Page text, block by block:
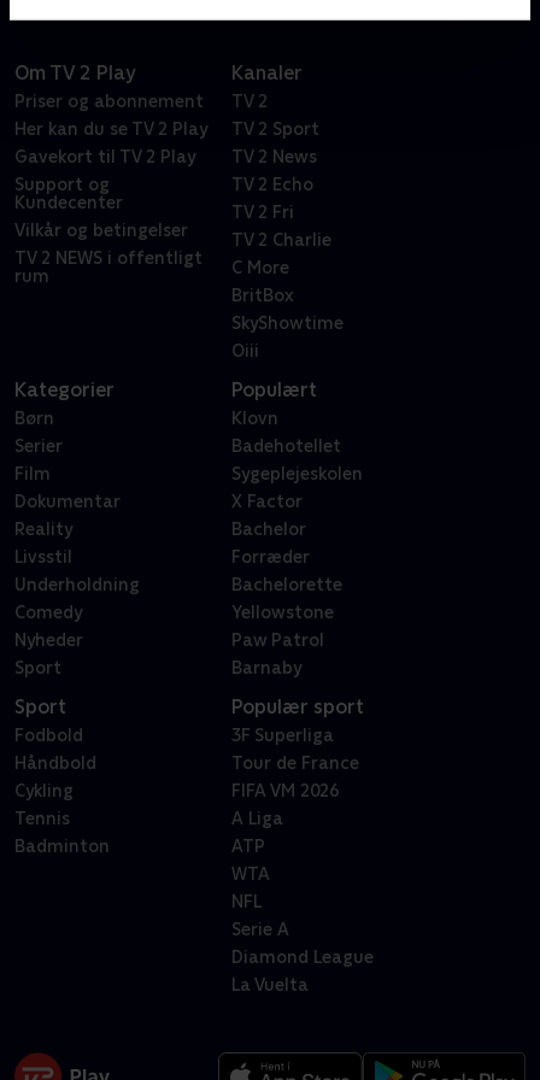
Om TV 2 Play
Priser og abonnement
Her kan du se TV 2 Play
Gavekort til TV 2 Play
Support og
Kundecenter
Vilkår og betingelser
TV 2 NEWS i offentligt
rum
Kanaler
TV 2
TV 2 Sport
TV 2 News
TV 2 Echo
TV 2 Fri
TV 2 Charlie
C More
BritBox
SkyShowtime
Oiii
Kategorier
Børn
Serier
Film
Dokumentar
Reality
Livsstil
Underholdning
Comedy
Nyheder
Sport
Populært
Klovn
Badehotellet
Sygeplejeskolen
X Factor
Bachelor
Forræder
Bachelorette
Yellowstone
Paw Patrol
Barnaby
Sport
Fodbold
Håndbold
Cykling
Tennis
Badminton
Populær sport
3F Superliga
Tour de France
FIFA VM 2026
A Liga
ATP
WTA
NFL
Serie A
Diamond League
La Vuelta